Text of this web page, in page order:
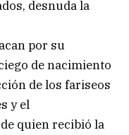
desnuda la
por su
de nacimiento
de los fariseos
y el
quien recibió la